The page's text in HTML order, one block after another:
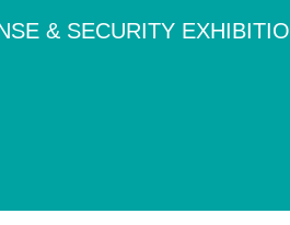
& SECURITY